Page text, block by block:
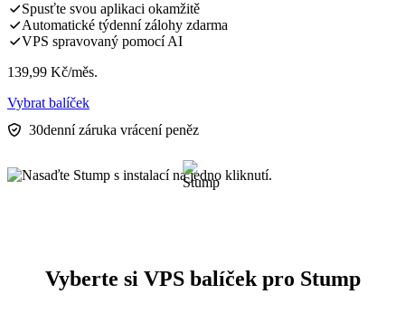
Spusťte svou aplikaci okamžitě
Automatické týdenní zálohy zdarma
VPS spravovaný pomocí AI
139,99 Kč/měs.
Vybrat balíček
30denní záruka vrácení peněz
Vyberte si VPS balíček pro Stump